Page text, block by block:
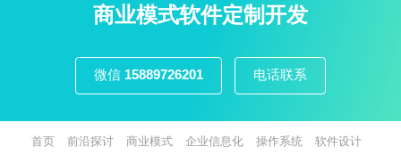
商业模式软件定制开发
微信 15889726201 电话联系
首页 前沿探讨 商业模式 企业信息化 操作系统
软件设计